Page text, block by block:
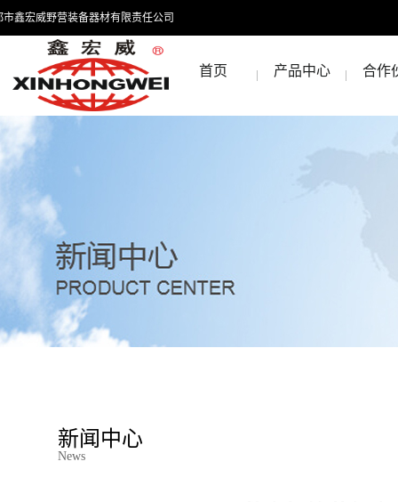
市鑫宏威野营装备器材有限责任公司
首页 产品中心 合作
新闻中心
News